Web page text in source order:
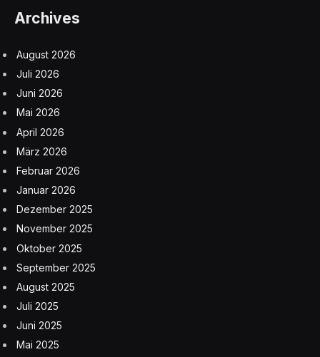
Archives
August 2026
Juli 2026
Juni 2026
Mai 2026
April 2026
März 2026
Februar 2026
Januar 2026
Dezember 2025
November 2025
Oktober 2025
September 2025
August 2025
Juli 2025
Juni 2025
Mai 2025